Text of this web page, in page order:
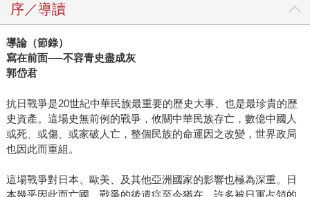
序／導讀
導論（節錄）
寫在前面──不容青史盡成灰
郭岱君
抗日戰爭是20世紀中華民族最重要的歷史大事、也是最珍貴的歷
史資產。這場史無前例的戰爭，攸關中華民族存亡，數億中國人
或死、或傷、或家破人亡，整個民族的命運因之改變，世界政局
也因此而重組。
這場戰爭對日本、歐美、及其他亞洲國家的影響也極為深重。日
本幾乎因此而亡國，戰爭的後遺症至今猶在。許多被日軍占領的